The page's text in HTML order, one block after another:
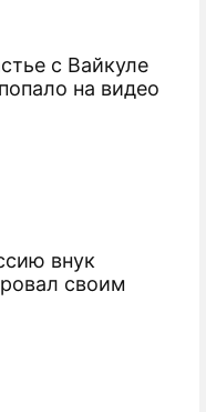
с Вайкуле
на видео
внук
своим